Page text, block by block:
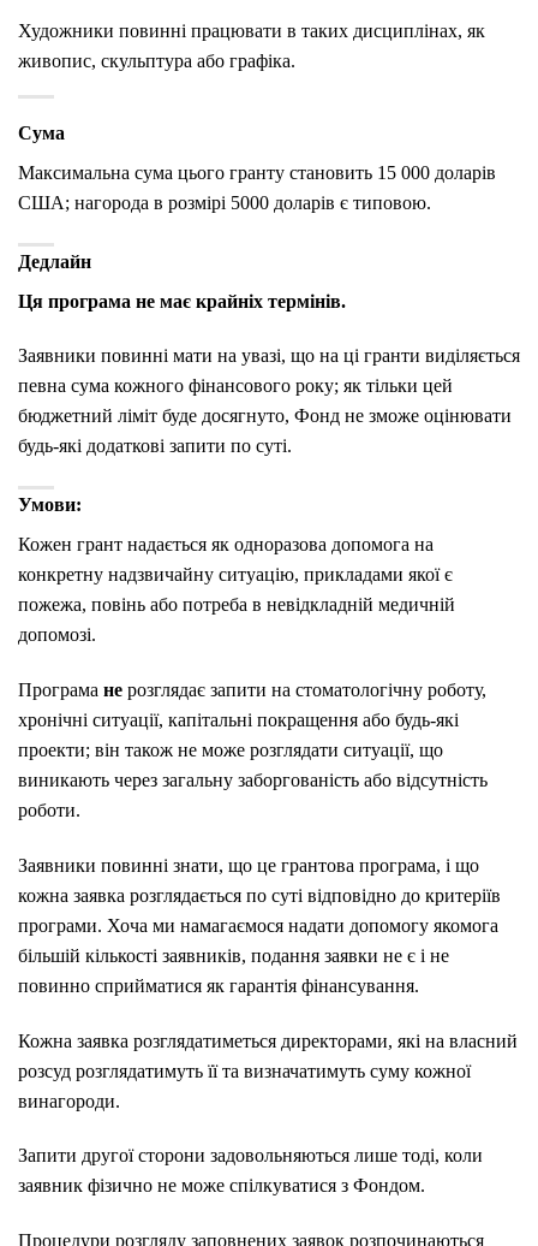
Художники повинні працювати в таких дисциплінах, як
живопис, скульптура або графіка.
Сума
Максимальна сума цього гранту становить 15 000 доларів
США; нагорода в розмірі 5000 доларів є типовою.
Дедлайн
Ця програма не має крайніх термінів.
Заявники повинні мати на увазі, що на ці гранти виділяється
певна сума кожного фінансового року; як тільки цей
бюджетний ліміт буде досягнуто, Фонд не зможе оцінювати
будь-які додаткові запити по суті.
Умови:
Кожен грант надається як одноразова допомога на
конкретну надзвичайну ситуацію, прикладами якої є
пожежа, повінь або потреба в невідкладній медичній
допомозі.
Програма не розглядає запити на стоматологічну роботу,
хронічні ситуації, капітальні покращення або будь-які
проекти; він також не може розглядати ситуації, що
виникають через загальну заборгованість або відсутність
роботи.
Заявники повинні знати, що це грантова програма, і що
кожна заявка розглядається по суті відповідно до критеріїв
програми. Хоча ми намагаємося надати допомогу якомога
більшій кількості заявників, подання заявки не є і не
повинно сприйматися як гарантія фінансування.
Кожна заявка розглядатиметься директорами, які на власний
розсуд розглядатимуть її та визначатимуть суму кожної
винагороди.
Запити другої сторони задовольняються лише тоді, коли
заявник фізично не може спілкуватися з Фондом.
Процедури розгляду заповнених заявок розпочинаються